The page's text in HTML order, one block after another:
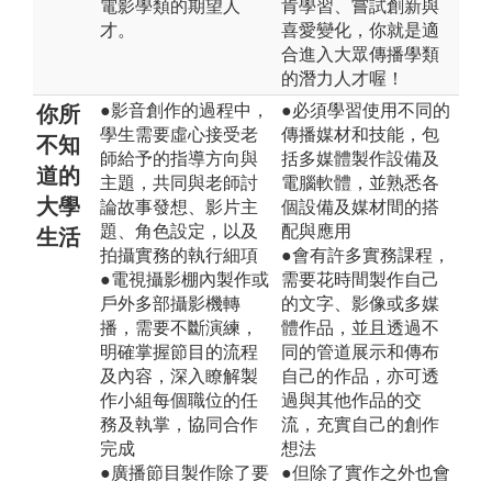
電影學類的期望人
才。
肯學習、嘗試創新與
喜愛變化，你就是適
合進入大眾傳播學類
的潛力人才喔！
你所
不知
道的
大學
生活
●影音創作的過程中，
學生需要虛心接受老
師給予的指導方向與
主題，共同與老師討
論故事發想、影片主
題、角色設定，以及
拍攝實務的執行細項
●電視攝影棚內製作或
戶外多部攝影機轉
播，需要不斷演練，
明確掌握節目的流程
及內容，深入瞭解製
作小組每個職位的任
務及執掌，協同合作
完成
●廣播節目製作除了要
●必須學習使用不同的
傳播媒材和技能，包
括多媒體製作設備及
電腦軟體，並熟悉各
個設備及媒材間的搭
配與應用
●會有許多實務課程，
需要花時間製作自己
的文字、影像或多媒
體作品，並且透過不
同的管道展示和傳布
自己的作品，亦可透
過與其他作品的交
流，充實自己的創作
想法
●但除了實作之外也會